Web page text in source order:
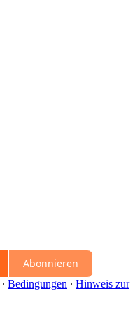
Abonnieren
∙ Bedingungen ∙ Hinweis zur